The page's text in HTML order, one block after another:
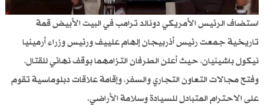
استضاف الرئيس الأمريكي دونالد ترامب في البيت الأبيض قمة
تاريخية جمعت رئيس أذربيجان إلهام علييف ورئيس وزراء أرمينيا
نيكول باشينيان، حيث أعلن الطرفان التزامهما بوقف نهائي للقتال،
وفتح مجالات التعاون التجاري والسفر، وإقامة علاقات دبلوماسية تقوم
على الاحترام المتبادل للسيادة وسلامة الأراضي.